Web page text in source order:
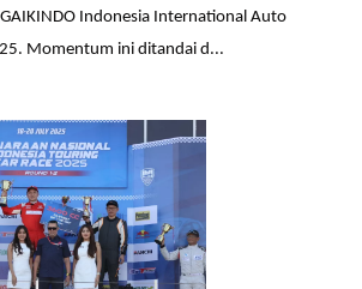
Indonesia International Auto
Momentum ini ditandai d...